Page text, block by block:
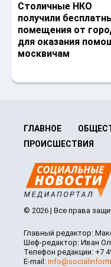
Столичные НКО
получили
помещения от
для оказания
москвичам
ГЛАВНОЕ
ПРОИСШЕСТВИЯ
© 2026 | Все права
Главный редактор:
Шеф-редактор: Иван
Телефон редакции: +7
E-mail: